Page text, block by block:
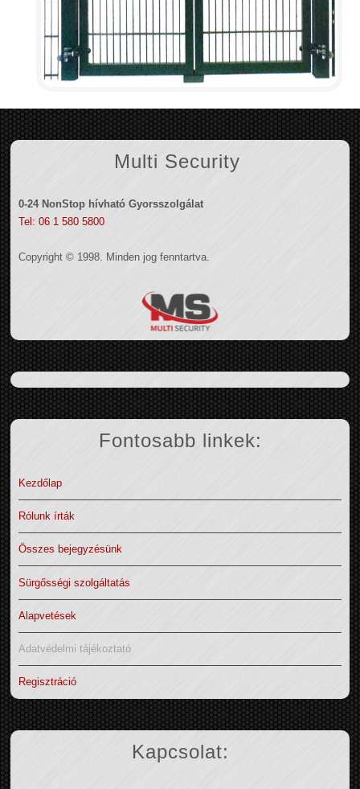
Multi Security
0-24 NonStop hívható Gyorsszolgálat
Tel: 06 1 580 5800
Copyright © 1998. Minden jog fenntartva.
Fontosabb linkek:
Kezdőlap
Rólunk írták
Összes bejegyzésünk
Sürgősségi szolgáltatás
Alapvetések
Adatvédelmi tájékoztató
Regisztráció
Kapcsolat: